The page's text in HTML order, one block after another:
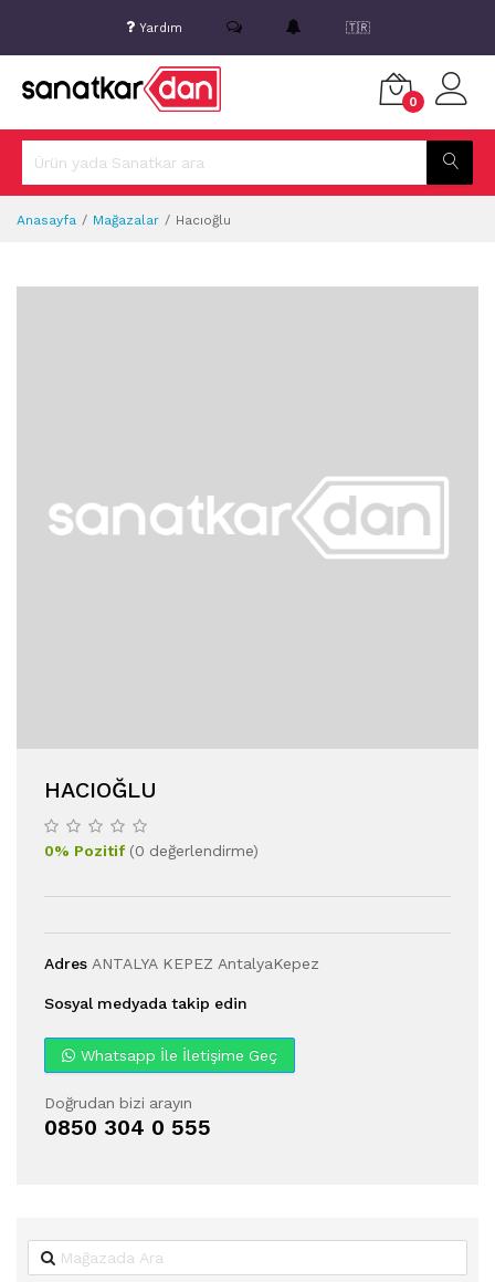
Yardım 🇹🇷
0
Anasayfa Mağazalar Hacıoğlu
HACIOĞLU
0% Pozitif(0 değerlendirme)
Adres ANTALYA KEPEZ AntalyaKepez
Sosyal medyada takip edin
Whatsapp İle İletişime Geç
Doğrudan bizi arayın
0850 304 0 555